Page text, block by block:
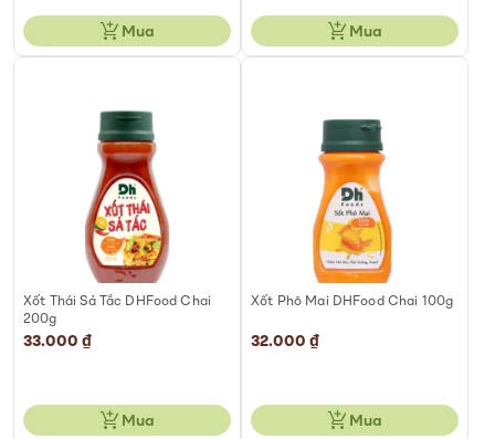
Mua Mua
Xốt Thái Sả Tắc DHFood Chai
200g
33.000 ₫
Mua
Xốt Phô Mai DHFood Chai 100g
32.000 ₫
Mua